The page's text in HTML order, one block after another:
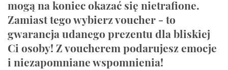
mogą na koniec okazać się nietrafione.
Zamiast tego wybierz voucher - to
gwarancja udanego prezentu dla bliskiej
Ci osoby! Z voucherem podarujesz emocje
i niezapomniane wspomnienia!